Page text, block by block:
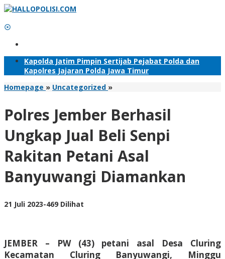
Lewati
konten
Kapolda Jatim Pimpin Sertijab Pejabat Polda dan
Kapolres Jajaran Polda Jawa Timur
Homepage » Uncategorized »Polres
Ungkap
Beli
Senpi
Rakitan
Petani
Asal
Banyuwangi
Polres Jember Berhasil
Ungkap Jual Beli Senpi
Rakitan Petani Asal
Banyuwangi Diamankan
21 Juli 2023oleh
-469 Dilihat
JEMBER – PW (43) petani asal Desa Cluring
Kecamatan Cluring Banyuwangi, Minggu